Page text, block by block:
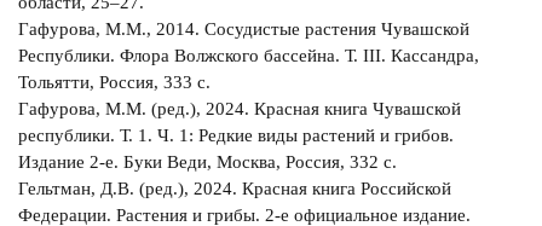
Гафурова, М.М., 2014. Сосудистые растения Чувашской
Республики. Флора Волжского бассейна. Т. III. Кассандра,
Тольятти, Россия, 333 с.
Гафурова, M.M. (ред.), 2024. Красная книга Чувашской
республики. Т. 1. Ч. 1: Редкие виды растений и грибов.
Издание 2-е. Буки Веди, Москва, Россия, 332 с.
Гельтман, Д.В. (ред.), 2024. Красная книга Российской
Федерации. Растения и грибы. 2-е официальное издание.